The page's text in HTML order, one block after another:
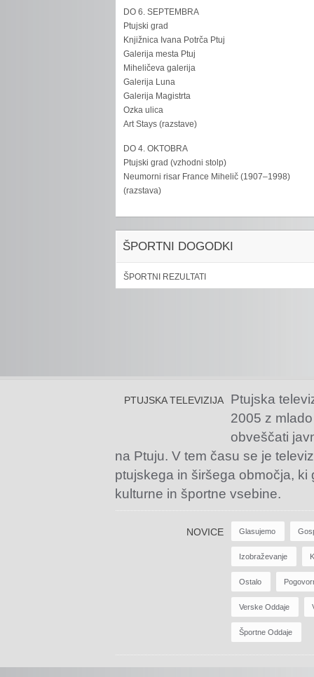
DO 6. SEPTEMBRA
Ptujski grad
Knjižnica Ivana Potrča Ptuj
Galerija mesta Ptuj
Miheličeva galerija
Galerija Luna
Galerija Magistrta
Ozka ulica
Art Stays (razstave)
DO 4. OKTOBRA
Ptujski grad (vzhodni stolp)
Neumorni risar France Mihelič (1907–1998)
(razstava)
ŠPORTNI DOGODKI
ŠPORTNI REZULTATI
PTUJSKA TELEVIZIJA
Ptujska
2005 z
obveščati
na Ptuju. V tem času se je
ptujskega in širšega območja,
kulturne in športne vsebine.
NOVICE Glasujemo
Izobraževanje
Ostalo
Verske Oddaje
Športne Oddaje